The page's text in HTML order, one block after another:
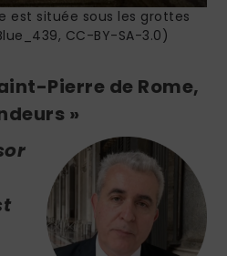
est située sous les grottes
CC-BY-SA-3.0)
Pierre de Rome,
»